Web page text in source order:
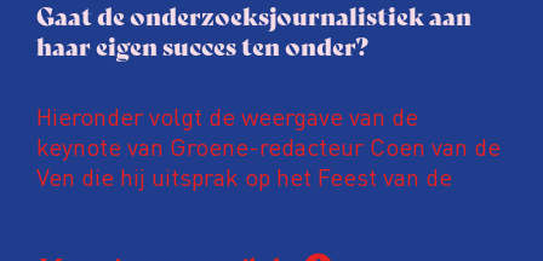
Gaat de onderzoeksjournalistiek aan
haar eigen succes ten onder?
Hieronder volgt de weergave van de
keynote van Groene-redacteur Coen van de
Ven die hij uitsprak op het Feest van de
Coen uit zijn zorgen over de relatie tussen